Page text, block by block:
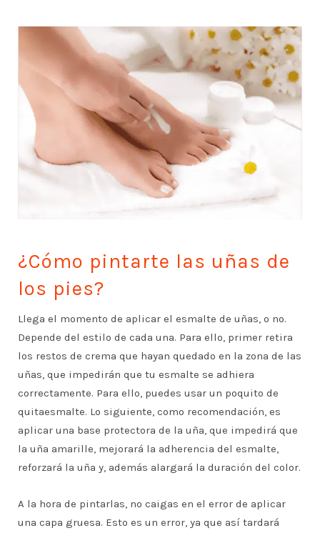
¿Cómo pintarte las uñas de
los pies?
Llega el momento de aplicar el esmalte de uñas, o no.
Depende del estilo de cada una. Para ello, primer retira
los restos de crema que hayan quedado en la zona de las
uñas, que impedirán que tu esmalte se adhiera
correctamente. Para ello, puedes usar un poquito de
quitaesmalte. Lo siguiente, como recomendación, es
aplicar una base protectora de la uña, que impedirá que
la uña amarille, mejorará la adherencia del esmalte,
reforzará la uña y, además alargará la duración del color.
A la hora de pintarlas, no caigas en el error de aplicar
una capa gruesa. Esto es un error, ya que así tardará